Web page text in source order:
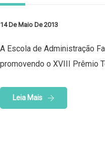
14 De Maio De 2013
A Escola de Administração
promovendo o XVIII Prêmio
Leia Mais